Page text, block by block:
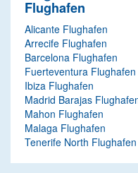
Flughafen
Alicante Flughafen
Arrecife Flughafen
Barcelona Flughafen
Fuerteventura Flughafen
Ibiza Flughafen
Madrid Barajas
Mahon Flughafen
Malaga Flughafen
Tenerife North Flughafen